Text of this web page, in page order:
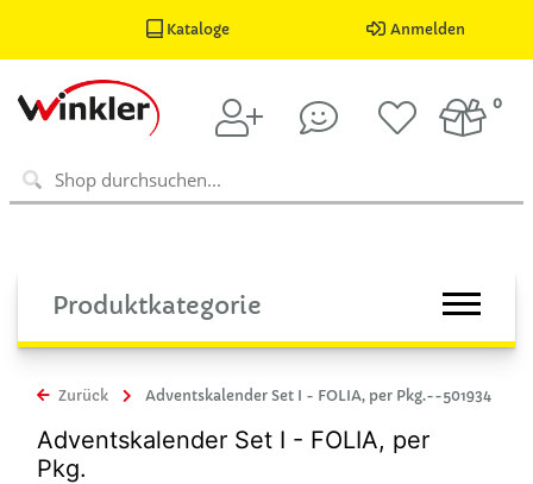
Kataloge Anmelden
0
Produktkategorie
Zurück Adventskalender Set I - FOLIA, per Pkg.--501934
Adventskalender Set I - FOLIA, per
Pkg.